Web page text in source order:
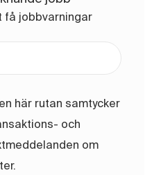
få jobbvarningar
här rutan samtycker
och
om